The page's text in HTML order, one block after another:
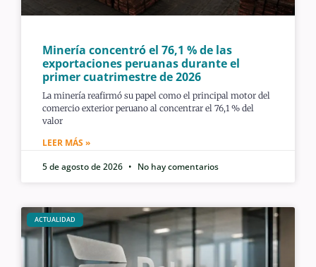
Minería concentró el 76,1 % de las
exportaciones peruanas durante el
primer cuatrimestre de 2026
La minería reafirmó su papel como el principal motor del
comercio exterior peruano al concentrar el 76,1 % del
valor
LEER MÁS »
5 de agosto de 2026
No hay comentarios
ACTUALIDAD